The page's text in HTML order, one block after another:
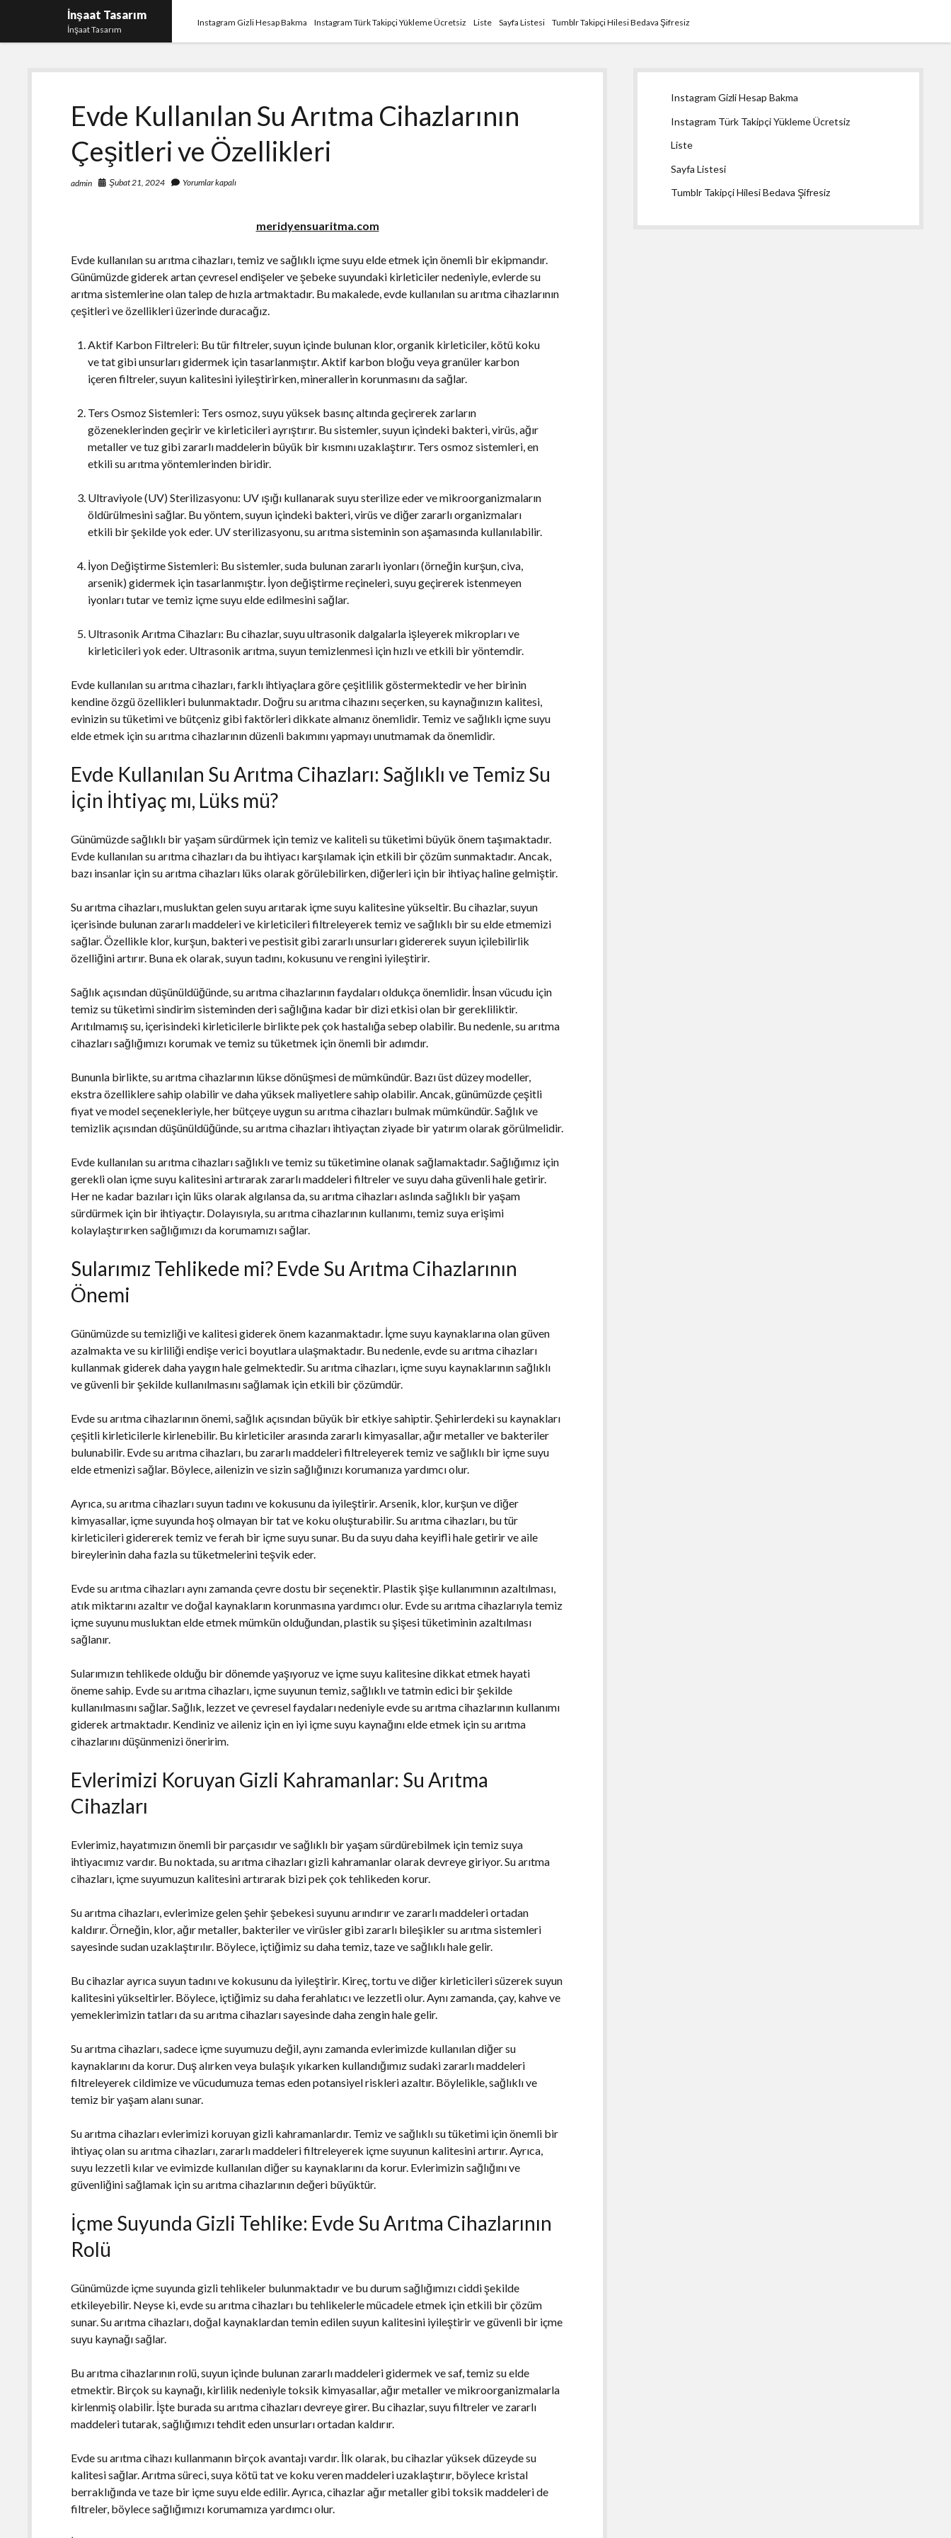
İnşaat Tasarım
İnşaat Tasarım
Instagram Gizli Hesap Bakma Instagram Türk Takipçi Yükleme Ücretsiz Liste Sayfa Listesi Tumblr Takipçi Hilesi Bedava Şifresiz
Evde Kullanılan Su Arıtma Cihazlarının
Çeşitleri ve Özellikleri
admin Şubat 21, 2024 Yorumlar kapalı
meridyensuaritma.com
Evde kullanılan su arıtma cihazları, temiz ve sağlıklı içme suyu elde etmek için önemli bir ekipmandır.
Günümüzde giderek artan çevresel endişeler ve şebeke suyundaki kirleticiler nedeniyle, evlerde su
arıtma sistemlerine olan talep de hızla artmaktadır. Bu makalede, evde kullanılan su arıtma cihazlarının
çeşitleri ve özellikleri üzerinde duracağız.
Aktif Karbon Filtreleri: Bu tür filtreler, suyun içinde bulunan klor, organik kirleticiler, kötü koku
ve tat gibi unsurları gidermek için tasarlanmıştır. Aktif karbon bloğu veya granüler karbon
içeren filtreler, suyun kalitesini iyileştirirken, minerallerin korunmasını da sağlar.
Ters Osmoz Sistemleri: Ters osmoz, suyu yüksek basınç altında geçirerek zarların
gözeneklerinden geçirir ve kirleticileri ayrıştırır. Bu sistemler, suyun içindeki bakteri, virüs, ağır
metaller ve tuz gibi zararlı maddelerin büyük bir kısmını uzaklaştırır. Ters osmoz sistemleri, en
etkili su arıtma yöntemlerinden biridir.
Ultraviyole (UV) Sterilizasyonu: UV ışığı kullanarak suyu sterilize eder ve mikroorganizmaların
öldürülmesini sağlar. Bu yöntem, suyun içindeki bakteri, virüs ve diğer zararlı organizmaları
etkili bir şekilde yok eder. UV sterilizasyonu, su arıtma sisteminin son aşamasında kullanılabilir.
İyon Değiştirme Sistemleri: Bu sistemler, suda bulunan zararlı iyonları (örneğin kurşun, civa,
arsenik) gidermek için tasarlanmıştır. İyon değiştirme reçineleri, suyu geçirerek istenmeyen
iyonları tutar ve temiz içme suyu elde edilmesini sağlar.
Ultrasonik Arıtma Cihazları: Bu cihazlar, suyu ultrasonik dalgalarla işleyerek mikropları ve
kirleticileri yok eder. Ultrasonik arıtma, suyun temizlenmesi için hızlı ve etkili bir yöntemdir.
Evde kullanılan su arıtma cihazları, farklı ihtiyaçlara göre çeşitlilik göstermektedir ve her birinin
kendine özgü özellikleri bulunmaktadır. Doğru su arıtma cihazını seçerken, su kaynağınızın kalitesi,
evinizin su tüketimi ve bütçeniz gibi faktörleri dikkate almanız önemlidir. Temiz ve sağlıklı içme suyu
elde etmek için su arıtma cihazlarının düzenli bakımını yapmayı unutmamak da önemlidir.
Evde Kullanılan Su Arıtma Cihazları: Sağlıklı ve Temiz Su
İçin İhtiyaç mı, Lüks mü?
Günümüzde sağlıklı bir yaşam sürdürmek için temiz ve kaliteli su tüketimi büyük önem taşımaktadır.
Evde kullanılan su arıtma cihazları da bu ihtiyacı karşılamak için etkili bir çözüm sunmaktadır. Ancak,
bazı insanlar için su arıtma cihazları lüks olarak görülebilirken, diğerleri için bir ihtiyaç haline gelmiştir.
Su arıtma cihazları, musluktan gelen suyu arıtarak içme suyu kalitesine yükseltir. Bu cihazlar, suyun
içerisinde bulunan zararlı maddeleri ve kirleticileri filtreleyerek temiz ve sağlıklı bir su elde etmemizi
sağlar. Özellikle klor, kurşun, bakteri ve pestisit gibi zararlı unsurları gidererek suyun içilebilirlik
özelliğini artırır. Buna ek olarak, suyun tadını, kokusunu ve rengini iyileştirir.
Sağlık açısından düşünüldüğünde, su arıtma cihazlarının faydaları oldukça önemlidir. İnsan vücudu için
temiz su tüketimi sindirim sisteminden deri sağlığına kadar bir dizi etkisi olan bir gerekliliktir.
Arıtılmamış su, içerisindeki kirleticilerle birlikte pek çok hastalığa sebep olabilir. Bu nedenle, su arıtma
cihazları sağlığımızı korumak ve temiz su tüketmek için önemli bir adımdır.
Bununla birlikte, su arıtma cihazlarının lükse dönüşmesi de mümkündür. Bazı üst düzey modeller,
ekstra özelliklere sahip olabilir ve daha yüksek maliyetlere sahip olabilir. Ancak, günümüzde çeşitli
fiyat ve model seçenekleriyle, her bütçeye uygun su arıtma cihazları bulmak mümkündür. Sağlık ve
temizlik açısından düşünüldüğünde, su arıtma cihazları ihtiyaçtan ziyade bir yatırım olarak görülmelidir.
Evde kullanılan su arıtma cihazları sağlıklı ve temiz su tüketimine olanak sağlamaktadır. Sağlığımız için
gerekli olan içme suyu kalitesini artırarak zararlı maddeleri filtreler ve suyu daha güvenli hale getirir.
Her ne kadar bazıları için lüks olarak algılansa da, su arıtma cihazları aslında sağlıklı bir yaşam
sürdürmek için bir ihtiyaçtır. Dolayısıyla, su arıtma cihazlarının kullanımı, temiz suya erişimi
kolaylaştırırken sağlığımızı da korumamızı sağlar.
Sularımız Tehlikede mi? Evde Su Arıtma Cihazlarının
Önemi
Günümüzde su temizliği ve kalitesi giderek önem kazanmaktadır. İçme suyu kaynaklarına olan güven
azalmakta ve su kirliliği endişe verici boyutlara ulaşmaktadır. Bu nedenle, evde su arıtma cihazları
kullanmak giderek daha yaygın hale gelmektedir. Su arıtma cihazları, içme suyu kaynaklarının sağlıklı
ve güvenli bir şekilde kullanılmasını sağlamak için etkili bir çözümdür.
Evde su arıtma cihazlarının önemi, sağlık açısından büyük bir etkiye sahiptir. Şehirlerdeki su kaynakları
çeşitli kirleticilerle kirlenebilir. Bu kirleticiler arasında zararlı kimyasallar, ağır metaller ve bakteriler
bulunabilir. Evde su arıtma cihazları, bu zararlı maddeleri filtreleyerek temiz ve sağlıklı bir içme suyu
elde etmenizi sağlar. Böylece, ailenizin ve sizin sağlığınızı korumanıza yardımcı olur.
Ayrıca, su arıtma cihazları suyun tadını ve kokusunu da iyileştirir. Arsenik, klor, kurşun ve diğer
kimyasallar, içme suyunda hoş olmayan bir tat ve koku oluşturabilir. Su arıtma cihazları, bu tür
kirleticileri gidererek temiz ve ferah bir içme suyu sunar. Bu da suyu daha keyifli hale getirir ve aile
bireylerinin daha fazla su tüketmelerini teşvik eder.
Evde su arıtma cihazları aynı zamanda çevre dostu bir seçenektir. Plastik şişe kullanımının azaltılması,
atık miktarını azaltır ve doğal kaynakların korunmasına yardımcı olur. Evde su arıtma cihazlarıyla temiz
içme suyunu musluktan elde etmek mümkün olduğundan, plastik su şişesi tüketiminin azaltılması
sağlanır.
Sularımızın tehlikede olduğu bir dönemde yaşıyoruz ve içme suyu kalitesine dikkat etmek hayati
öneme sahip. Evde su arıtma cihazları, içme suyunun temiz, sağlıklı ve tatmin edici bir şekilde
kullanılmasını sağlar. Sağlık, lezzet ve çevresel faydaları nedeniyle evde su arıtma cihazlarının kullanımı
giderek artmaktadır. Kendiniz ve aileniz için en iyi içme suyu kaynağını elde etmek için su arıtma
cihazlarını düşünmenizi öneririm.
Evlerimizi Koruyan Gizli Kahramanlar: Su Arıtma
Cihazları
Evlerimiz, hayatımızın önemli bir parçasıdır ve sağlıklı bir yaşam sürdürebilmek için temiz suya
ihtiyacımız vardır. Bu noktada, su arıtma cihazları gizli kahramanlar olarak devreye giriyor. Su arıtma
cihazları, içme suyumuzun kalitesini artırarak bizi pek çok tehlikeden korur.
Su arıtma cihazları, evlerimize gelen şehir şebekesi suyunu arındırır ve zararlı maddeleri ortadan
kaldırır. Örneğin, klor, ağır metaller, bakteriler ve virüsler gibi zararlı bileşikler su arıtma sistemleri
sayesinde sudan uzaklaştırılır. Böylece, içtiğimiz su daha temiz, taze ve sağlıklı hale gelir.
Bu cihazlar ayrıca suyun tadını ve kokusunu da iyileştirir. Kireç, tortu ve diğer kirleticileri süzerek suyun
kalitesini yükseltirler. Böylece, içtiğimiz su daha ferahlatıcı ve lezzetli olur. Aynı zamanda, çay, kahve ve
yemeklerimizin tatları da su arıtma cihazları sayesinde daha zengin hale gelir.
Su arıtma cihazları, sadece içme suyumuzu değil, aynı zamanda evlerimizde kullanılan diğer su
kaynaklarını da korur. Duş alırken veya bulaşık yıkarken kullandığımız sudaki zararlı maddeleri
filtreleyerek cildimize ve vücudumuza temas eden potansiyel riskleri azaltır. Böylelikle, sağlıklı ve
temiz bir yaşam alanı sunar.
Su arıtma cihazları evlerimizi koruyan gizli kahramanlardır. Temiz ve sağlıklı su tüketimi için önemli bir
ihtiyaç olan su arıtma cihazları, zararlı maddeleri filtreleyerek içme suyunun kalitesini artırır. Ayrıca,
suyu lezzetli kılar ve evimizde kullanılan diğer su kaynaklarını da korur. Evlerimizin sağlığını ve
güvenliğini sağlamak için su arıtma cihazlarının değeri büyüktür.
İçme Suyunda Gizli Tehlike: Evde Su Arıtma Cihazlarının
Rolü
Günümüzde içme suyunda gizli tehlikeler bulunmaktadır ve bu durum sağlığımızı ciddi şekilde
etkileyebilir. Neyse ki, evde su arıtma cihazları bu tehlikelerle mücadele etmek için etkili bir çözüm
sunar. Su arıtma cihazları, doğal kaynaklardan temin edilen suyun kalitesini iyileştirir ve güvenli bir içme
suyu kaynağı sağlar.
Bu arıtma cihazlarının rolü, suyun içinde bulunan zararlı maddeleri gidermek ve saf, temiz su elde
etmektir. Birçok su kaynağı, kirlilik nedeniyle toksik kimyasallar, ağır metaller ve mikroorganizmalarla
kirlenmiş olabilir. İşte burada su arıtma cihazları devreye girer. Bu cihazlar, suyu filtreler ve zararlı
maddeleri tutarak, sağlığımızı tehdit eden unsurları ortadan kaldırır.
Evde su arıtma cihazı kullanmanın birçok avantajı vardır. İlk olarak, bu cihazlar yüksek düzeyde su
kalitesi sağlar. Arıtma süreci, suya kötü tat ve koku veren maddeleri uzaklaştırır, böylece kristal
berraklığında ve taze bir içme suyu elde edilir. Ayrıca, cihazlar ağır metaller gibi toksik maddeleri de
filtreler, böylece sağlığımızı korumamıza yardımcı olur.
Menü
Instagram Gizli Hesap Bakma
Instagram Türk Takipçi Yükleme Ücretsiz
Liste
Sayfa Listesi
Tumblr Takipçi Hilesi Bedava Şifresiz